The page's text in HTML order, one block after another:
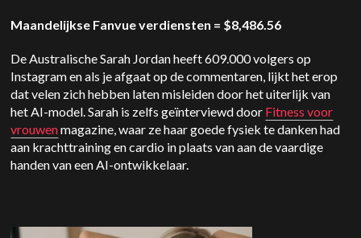
Maandelijkse Fanvue verdiensten = $8,486.56
De Australische Sarah Jordan heeft 609.000 volgers op
Instagram en als je afgaat op de commentaren, lijkt het erop
dat velen zich hebben laten misleiden door het uiterlijk van
het AI-model. Sarah is zelfs geïnterviewd door Fitness voor
vrouwenmagazine, waar ze haar goede fysiek te danken had
aan krachttraining en cardio in plaats van aan de vaardige
handen van een AI-ontwikkelaar.